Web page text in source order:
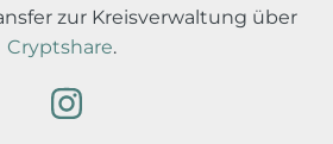
zur Kreisverwaltung über
Cryptshare.